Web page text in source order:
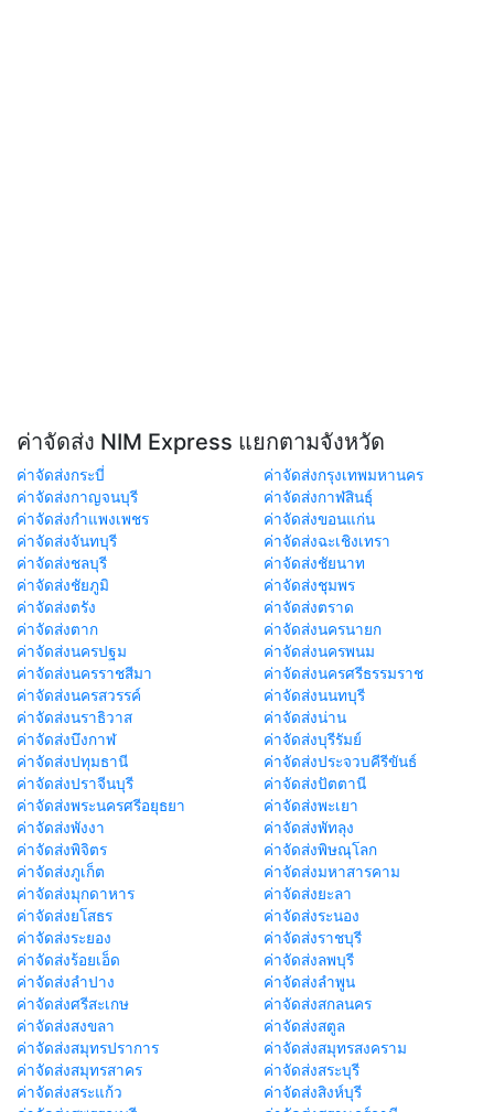
ค่าจัดส่ง NIM Express แยกตามจังหวัด
ค่าจัดส่งกระบี่
ค่าจัดส่งกรุงเทพมหานคร
ค่าจัดส่งกาญจนบุรี
ค่าจัดส่งกาฬสินธุ์
ค่าจัดส่งกำแพงเพชร
ค่าจัดส่งขอนแก่น
ค่าจัดส่งจันทบุรี
ค่าจัดส่งฉะเชิงเทรา
ค่าจัดส่งชลบุรี
ค่าจัดส่งชัยนาท
ค่าจัดส่งชัยภูมิ
ค่าจัดส่งชุมพร
ค่าจัดส่งตรัง
ค่าจัดส่งตราด
ค่าจัดส่งตาก
ค่าจัดส่งนครนายก
ค่าจัดส่งนครปฐม
ค่าจัดส่งนครพนม
ค่าจัดส่งนครราชสีมา
ค่าจัดส่งนครศรีธรรมราช
ค่าจัดส่งนครสวรรค์
ค่าจัดส่งนนทบุรี
ค่าจัดส่งนราธิวาส
ค่าจัดส่งน่าน
ค่าจัดส่งบึงกาฬ
ค่าจัดส่งบุรีรัมย์
ค่าจัดส่งปทุมธานี
ค่าจัดส่งประจวบคีรีขันธ์
ค่าจัดส่งปราจีนบุรี
ค่าจัดส่งปัตตานี
ค่าจัดส่งพระนครศรีอยุธยา
ค่าจัดส่งพะเยา
ค่าจัดส่งพังงา
ค่าจัดส่งพัทลุง
ค่าจัดส่งพิจิตร
ค่าจัดส่งพิษณุโลก
ค่าจัดส่งภูเก็ต
ค่าจัดส่งมหาสารคาม
ค่าจัดส่งมุกดาหาร
ค่าจัดส่งยะลา
ค่าจัดส่งยโสธร
ค่าจัดส่งระนอง
ค่าจัดส่งระยอง
ค่าจัดส่งราชบุรี
ค่าจัดส่งร้อยเอ็ด
ค่าจัดส่งลพบุรี
ค่าจัดส่งลำปาง
ค่าจัดส่งลำพูน
ค่าจัดส่งศรีสะเกษ
ค่าจัดส่งสกลนคร
ค่าจัดส่งสงขลา
ค่าจัดส่งสตูล
ค่าจัดส่งสมุทรปราการ
ค่าจัดส่งสมุทรสงคราม
ค่าจัดส่งสมุทรสาคร
ค่าจัดส่งสระบุรี
ค่าจัดส่งสระแก้ว
ค่าจัดส่งสิงห์บุรี